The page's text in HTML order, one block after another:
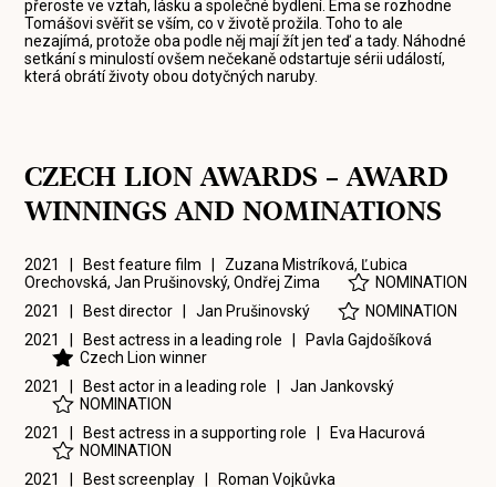
přeroste ve vztah, lásku a společné bydlení. Ema se rozhodne
Tomášovi svěřit se vším, co v životě prožila. Toho to ale
nezajímá, protože oba podle něj mají žít jen teď a tady. Náhodné
setkání s minulostí ovšem nečekaně odstartuje sérii událostí,
která obrátí životy obou dotyčných naruby.
CZECH LION AWARDS – AWARD
WINNINGS AND NOMINATIONS
2021 | Best feature film | Zuzana Mistríková, Ľubica
Orechovská,Jan Prušinovský,Ondřej Zima
NOMINATION
2021 | Best director |Jan Prušinovský
NOMINATION
2021 | Best actress in a leading role | Pavla Gajdošíková
Czech Lion winner
2021 | Best actor in a leading role |Jan Jankovský
NOMINATION
2021 | Best actress in a supporting role | Eva Hacurová
NOMINATION
2021 | Best screenplay | Roman Vojkůvka